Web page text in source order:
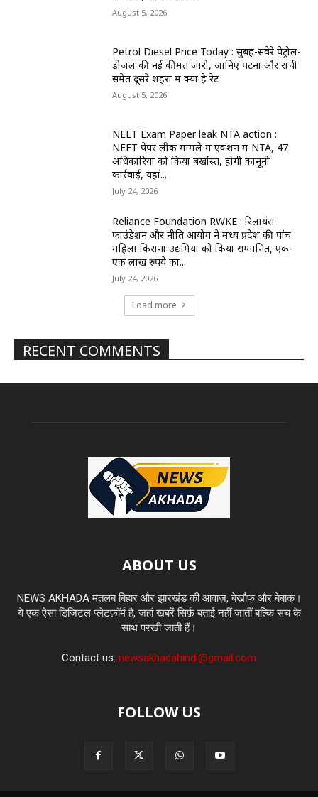
August 5, 2026
Petrol Diesel Price Today : सुबह-सवेरे पेट्रोल-
डीजल की नई कीमतें जारी, जानिए पटना और रांची
समेत दूसरे शहरों में क्या है रेट
August 5, 2026
NEET Exam Paper leak NTA action :
NEET पेपर लीक मामले में एक्शन में NTA, 47
अधिकारियों को किया बर्खास्त, होगी कानूनी
कार्रवाई, यहां...
July 24, 2026
Reliance Foundation RWKE : रिलायंस
फाउंडेशन और नीति आयोग ने मध्य प्रदेश की पांच
महिला किराना उद्यमियों को किया सम्मानित, एक-
एक लाख रुपये का...
July 24, 2026
Load more
RECENT COMMENTS
ABOUT US
NEWS AKHADA मतलब बिहार और झारखंड की आवाज़, बेखौफ और बेबाक।
ये एक ऐसा डिजिटल प्लेटफ़ॉर्म है, जहां खबरें सिर्फ़ बताई नहीं जातीं बल्कि सच के
साथ परखी जाती हैं।
Contact us: newsakhadahindi@gmail.com
FOLLOW US